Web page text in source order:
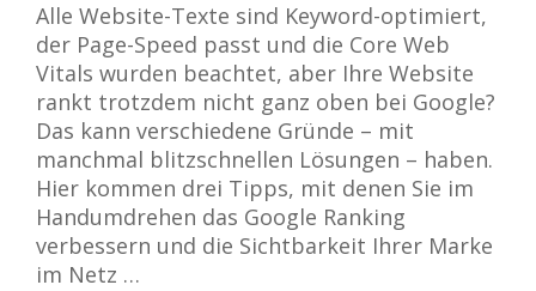
Alle Website-Texte sind Keyword-optimiert,
der Page-Speed passt und die Core Web
Vitals wurden beachtet, aber Ihre Website
rankt trotzdem nicht ganz oben bei Google?
Das kann verschiedene Gründe – mit
manchmal blitzschnellen Lösungen – haben.
Hier kommen drei Tipps, mit denen Sie im
Handumdrehen das Google Ranking
verbessern und die Sichtbarkeit Ihrer Marke
im Netz …